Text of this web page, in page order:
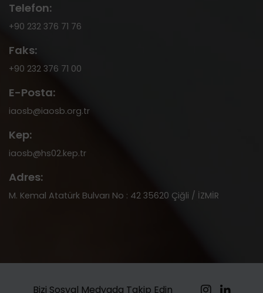
Telefon:
+90 232 376 71 76
Faks:
+90 232 376 71 00
E-Posta:
iaosb@iaosb.org.tr
Kep:
iaosb@hs02.kep.tr
Adres:
M. Kemal Atatürk Bulvarı No : 42 35620 Çiğli / İZMİR
Bizi Sosyal Medyada Takip Edin